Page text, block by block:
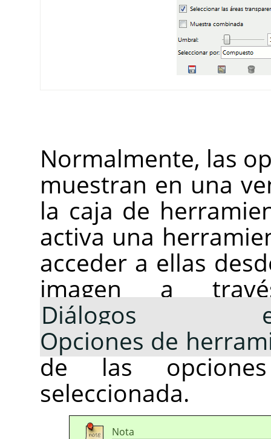
Normalmente, las
muestran en una
la caja de
activa una
acceder a ellas
imagen a
Diálogos
Opciones de
de las
seleccionada.
Nota